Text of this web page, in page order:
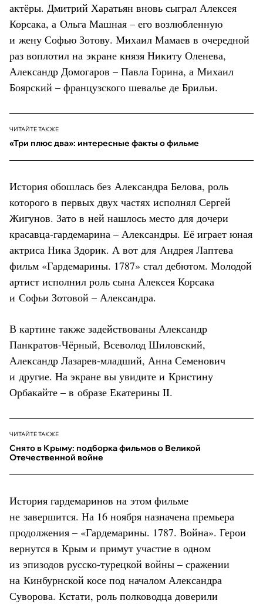
актёры. Дмитрий Харатьян вновь сыграл Алексея
Корсака, а Ольга Машная – его возлюбленную
и жену Софью Зотову. Михаил Мамаев в очередной
раз воплотил на экране князя Никиту Оленева,
Александр Домогаров – Павла Горина, а Михаил
Боярский – французского шевалье де Брильи.
ЧИТАЙТЕ ТАКЖЕ
«Три плюс два»: интересные факты о фильме
История обошлась без Александра Белова, роль
которого в первых двух частях исполнял Сергей
Жигунов. Зато в ней нашлось место для дочери
красавца-гардемарина – Александры. Её играет юная
актриса Ника Здорик. А вот для Андрея Лаптева
фильм «Гардемарины. 1787» стал дебютом. Молодой
артист исполнил роль сына Алексея Корсака
и Софьи Зотовой – Александра.
В картине также задействованы Александр
Панкратов-Чёрный, Всеволод Шиловский,
Александр Лазарев-младший, Анна Семенович
и другие. На экране вы увидите и Кристину
Орбакайте – в образе Екатерины II.
ЧИТАЙТЕ ТАКЖЕ
Снято в Крыму: подборка фильмов о Великой
Отечественной войне
История гардемаринов на этом фильме
не завершится. На 16 ноября назначена премьера
продолжения – «Гардемарины. 1787. Война». Герои
вернутся в Крым и примут участие в одном
из эпизодов русско-турецкой войны – сражении
на Кинбурнской косе под началом Александра
Суворова. Кстати, роль полководца доверили